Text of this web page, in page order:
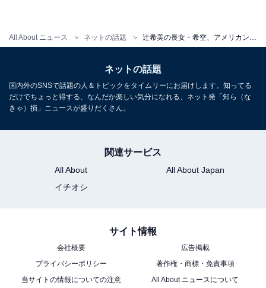
All About ニュース ネットの話題
ネットの話題
国内外のSNSで話題の人＆トピックをタイムリーにお届けします。知ってる
だけでちょっと得する、なんだか楽しい気分になれる、ネット発「知ら（な
きゃ）損」ニュースが盛りだくさん。
関連サービス
All About
All About Japan
イチオシ
サイト情報
会社概要
広告掲載
プライバシーポリシー
著作権・商標・免責事項
当サイトの情報についての注意
All About ニュースについて